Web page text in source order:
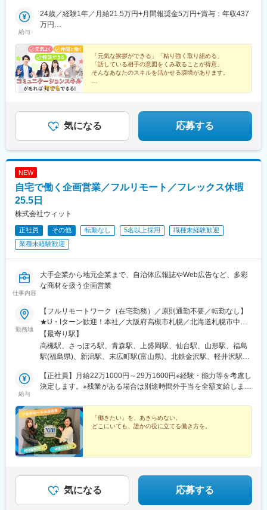
四条駅(京都市営)、新西大寺町筋駅、松山駅(愛媛県)、スタジアム
シティノース駅、西大橋駅、鷹野橋駅、仙台駅(地下鉄)、大阪梅田
川緑道公園駅、加治屋町駅
宇都宮市群馬県高崎市、前橋市茨城県水戸市、土浦市▼東海愛知
県一宮市、名古屋市静岡県静岡市、浜松市岐阜県岐阜市三重県津
市、姫路市和歌山県和歌山市▼北陸新潟県新潟市、長岡市石川県
金沢市富山県富山市長野県長野市、松本市福井県福井市▼中国・
四国愛媛県松山市岡山県岡山市広島県広島市山口県山口市香川県
高松市▼九州・沖縄熊本県熊本市鹿児島県鹿児島市長崎県長崎市
福岡県福岡市大分県大分市沖縄県那覇市※各グループ会社への在籍
煙防止対策済
駅(京都市営)、西中島南方駅、和歌山市駅、金沢駅、栗林公園北口
駅、県庁前駅(富山県)、天王寺駅、博多駅、大分駅、水道町駅、都
駅、中央区役所前駅、青森駅、上盛岡駅、北四番丁駅、山形駅、
中島公園駅、泉中央駅、東宿郷駅、高崎駅、稲毛駅、王子駅、八
王子駅、三ツ沢下町駅、関屋駅(新潟県)、静岡駅、上社駅、桂駅、
堺市駅、中央市場前駅、大元駅、松島二丁目駅、佐伯区役所前
駅、東比恵駅、二中通駅、琴似駅(札幌市営)、八乙女駅、土浦駅、
駅、南富山駅、越前新保駅、松本駅、藤が丘駅(愛知県)、尾張一宮
駅、春日町駅、江坂駅、三国ケ丘駅(大阪府)、新神戸駅、大雲寺前
駅、貿易センター駅、中電前駅、高見馬場駅、一社駅、立川南
駅、長野駅、新浜松駅、千葉中央駅、上熊谷駅、南方駅(大阪府)、
栗林公園駅、新富町駅(富山県)、天王寺駅前駅、通町筋駅、中洲通
校前駅、北仙台駅、山鼻９条駅、駅東公園前駅、王子駅前駅、反
町駅、広電五日市駅、荒田八幡駅、琴似駅(函館本線)、宇都宮駅東
下駅、ＪＲ松山駅前駅、八千代町駅、鹿児島中央駅、四ツ橋駅、
田町駅(岡山県)、大神宮下駅、中崎町駅、姫路駅、交通局前駅(熊
駅、立川駅、権堂駅、千葉駅、新大阪駅、栗林駅、丸の内駅(富山
県)、大阪阿部野橋駅、藤崎宮前駅、鹿児島中央駅前駅、土橋駅(広
島県)、郵便局前駅、西８丁目駅、東本願寺前駅、栄町駅(東京
都)、神奈川駅、五日市駅、武之橋駅、日本大通り駅、北松本駅、
西一宮駅、百舌鳥八幡駅、四条駅(京都市営)、新西大寺町筋駅、松
山駅(愛媛県)、スタジアムシティノース駅、西大橋駅、鷹野橋駅、
仙台駅(地下鉄)、大阪梅田駅(阪急線)、淀屋橋駅、栄町駅(千葉
県)、旧居留地・大丸前駅、西川緑道公園駅、加治屋町駅
給与
24歳／経験1年／月給21.5万円+月間報奨金5万円+賞与：年収437
万円
万円
「元気な挨拶ができる」「粘り強く取り組める」
「話している相手の意図をくみ取ることが得意」
そんなあなたのスキルを活かせる環境があります。
★設立50年の安定企業
気になる 応募する
NEW
自宅で働く企画営業／フルリモート／フレックス休暇
25.5日
株式会社ウィット
正社員 その他 転勤なし 5名以上採用
職種未経験歓迎
業種未経験歓迎
仕事内容
大手企業から地元企業まで、自治体広報誌やWeb広告など、多彩
な商材を扱う企画営業
勤務地
【フルリモートワーク（在宅勤務）／原則通勤不要／転勤なし】
★U・Iターン歓迎！本社／大阪府高槻市札幌／北海道札幌市中央
区青森／青森県青森市盛岡／岩手県盛岡市仙台／宮城県仙台市青
葉区山形／山形県山形市福島／福島県福島市新潟／新潟県新潟市
中央区高岡／富山県高岡市金沢／石川県金沢市軽井沢／長野県北
水戸市東京／東京都千代田区静岡／静岡県静岡市葵区名古屋／愛
知県名古屋市中村区岐阜／岐阜県高山市神戸／兵庫県神戸中央区
和歌山市三重／三重県多気郡彦根／滋賀県彦根市鳥取／鳥取県鳥
取市松江／島根県松江市岡山／岡山県岡山市北区広島／広島県広
島市中区下関／山口県下関市松山／愛媛県松山市徳島／徳島県徳
島市高松／香川県高松市福岡／福岡県福岡市中央区大分／大分県
大分市佐賀／佐賀県佐賀市長崎／長崎県長崎市熊本／熊本県熊本
【最寄り駅】
高槻駅、さっぽろ駅、青森駅、上盛岡駅、仙台駅、山形駅、福島
駅(福島県)、新潟駅、末広町駅(富山県)、北鉄金沢駅、軽井沢駅、
近鉄名古屋駅、新島々駅、旧居留地・大丸前駅、京都駅、奈良
駅、和歌山市駅、漕代駅、彦根駅、鳥取駅、松江しんじ湖温泉
天神駅、大分駅、佐賀駅、長崎駅前駅、通町筋駅、宮崎駅、鹿児
島中央駅前駅、てだこ浦西駅、高槻市駅、札幌駅、あおば通駅、
片原町駅(富山県)、宇都宮駅東口駅、淡路町駅、日吉町駅、名古屋
駅、三宮・花時計前駅、七条駅、近鉄奈良駅、郵便局前駅、県庁
前駅(広島県)、西鉄福岡駅、五島町駅、水道町駅、鹿児島中央駅、
名鉄名古屋駅、貿易センター駅、西川緑道公園駅、紙屋町西駅、
市役所前駅(愛媛県)、天神南駅、長崎駅(長崎県)、熊本城・市役所
前駅、都通駅
給与
【正社員】月給22万1000円～29万1600円※経験・能力等を考慮し
決定します。※残業がある場合は別途時間外手当を全額支給しま
♪【アルバイト・パート】時給1300円～1800円
「働きたい」を、あきらめない。
どこにいても、誰かの役に立てる働き方を。
気になる 応募する